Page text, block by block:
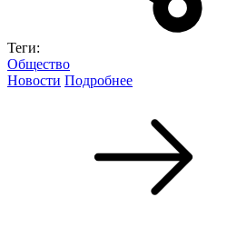
Теги:
Общество
Новости Подробнее